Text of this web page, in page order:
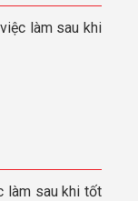
làm sau khi
làm sau khi tốt